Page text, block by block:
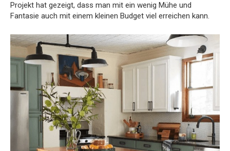
Projekt hat gezeigt, dass man mit ein wenig Mühe und
Fantasie auch mit einem kleinen Budget viel erreichen kann.